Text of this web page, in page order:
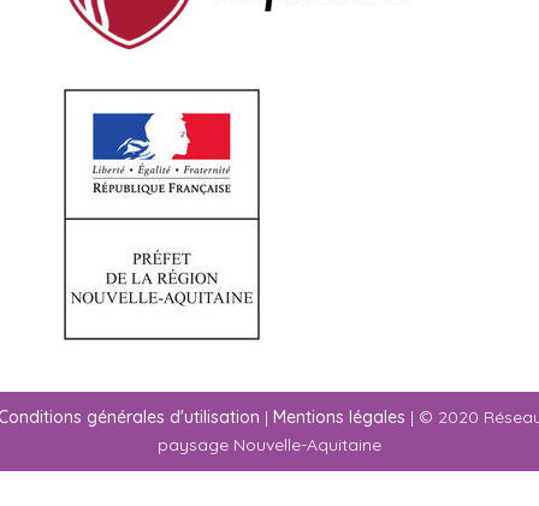
générales d'utilisation | Mentions légales | © 2020
paysage Nouvelle-Aquitaine